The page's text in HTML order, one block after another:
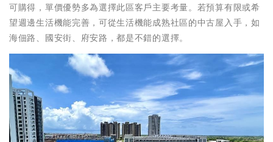
可購得，單價優勢多為選擇此區客戶主要考量。若預算有限或希
望週邊生活機能完善，可從生活機能成熟社區的中古屋入手，如
海佃路、國安街、府安路，都是不錯的選擇。